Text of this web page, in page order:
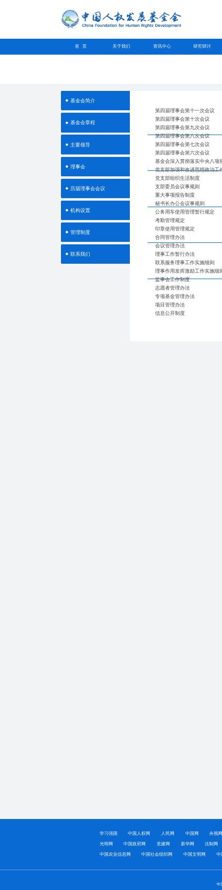
首 页 关于我们 资讯中心 研究研讨
基金会简介
基金会章程
主要领导
理事会
历届理事会会议
机构设置
管理制度
联系我们
第四届理事会第十一次会议
第四届理事会第十次会议
第四届理事会第九次会议
第四届理事会第八次会议
第四届理事会第七次会议
第四届理事会第六次会议
基金会深入贯彻落实中央八项
党支部加强和改进思想政治工
党支部组织生活制度
支部委员会议事规则
重大事项报告制度
秘书长办公会议事规则
公务用车使用管理暂行规定
考勤管理规定
印章使用管理规定
合同管理办法
会议管理办法
理事工作暂行办法
联系服务理事工作实施细则
理事作用发挥激励工作实施细
监事会工作制度
志愿者管理办法
专项基金管理办法
项目管理办法
信息公开制度
学习强国 中国人权网 人民网 中国网 央视
光明网 中国政府网 党建网 新华网 法制网
中国农业信息网 中国社会组织网 中国文明网 中
中